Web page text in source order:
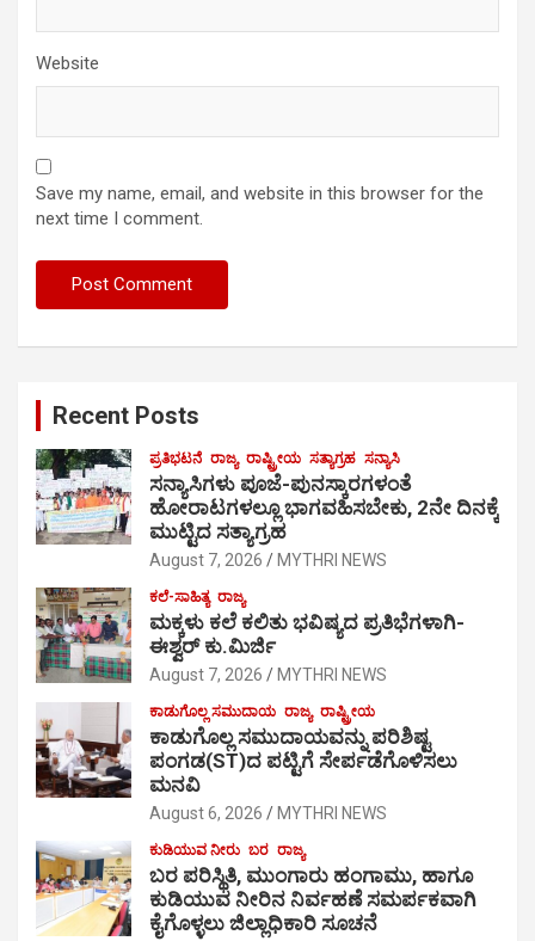
Website
Save my name, email, and website in this browser for the
next time I comment.
Recent Posts
ಪ್ರತಿಭಟನೆ ರಾಜ್ಯ ರಾಷ್ಟ್ರೀಯ ಸತ್ಯಾಗ್ರಹ ಸನ್ಯಾಸಿ
ಸನ್ಯಾಸಿಗಳು ಪೂಜೆ-ಪುನಸ್ಕಾರಗಳಂತೆ
ಹೋರಾಟಗಳಲ್ಲೂ ಭಾಗವಹಿಸಬೇಕು, 2ನೇ ದಿನಕ್ಕೆ
ಮುಟ್ಟಿದ ಸತ್ಯಾಗ್ರಹ
August 7, 2026 MYTHRI NEWS
ಕಲೆ-ಸಾಹಿತ್ಯ ರಾಜ್ಯ
ಮಕ್ಕಳು ಕಲೆ ಕಲಿತು ಭವಿಷ್ಯದ ಪ್ರತಿಭೆಗಳಾಗಿ-
ಈಶ್ವರ್ ಕು.ಮಿರ್ಜಿ
August 7, 2026 MYTHRI NEWS
ಕಾಡುಗೊಲ್ಲ ಸಮುದಾಯ ರಾಜ್ಯ ರಾಷ್ಟ್ರೀಯ
ಕಾಡುಗೊಲ್ಲ ಸಮುದಾಯವನ್ನು ಪರಿಶಿಷ್ಟ
ಪಂಗಡ(ST)ದ ಪಟ್ಟಿಗೆ ಸೇರ್ಪಡೆಗೊಳಿಸಲು
ಮನವಿ
August 6, 2026 MYTHRI NEWS
ಕುಡಿಯುವ ನೀರು ಬರ ರಾಜ್ಯ
ಬರ ಪರಿಸ್ಥಿತಿ, ಮುಂಗಾರು ಹಂಗಾಮು, ಹಾಗೂ
ಕುಡಿಯುವ ನೀರಿನ ನಿರ್ವಹಣೆ ಸಮರ್ಪಕವಾಗಿ
ಕೈಗೊಳ್ಳಲು ಜಿಲ್ಲಾಧಿಕಾರಿ ಸೂಚನೆ